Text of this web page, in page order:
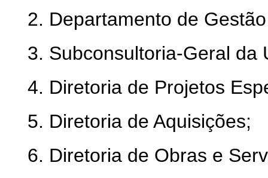
2. Departamento de
3. Subconsultoria-Geral da
4. Diretoria de Projetos
5. Diretoria de Aquisições;
6. Diretoria de Obras e